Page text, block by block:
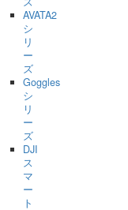
AVATA2
シ
リ
ー
ズ
Goggles
シ
リ
ー
ズ
DJI
ス
マ
ー
ト